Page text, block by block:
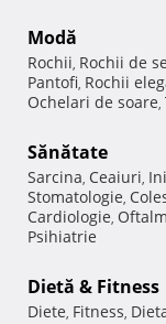
Modă
Rochii, Rochii de
Pantofi, Rochii
Ochelari de soare,
Sănătate
Sarcina, Ceaiuri,
Stomatologie,
Cardiologie,
Psihiatrie
Dietă & Fitness
Diete, Fitness,